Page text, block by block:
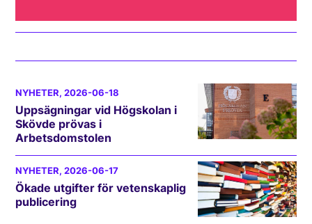
NYHETER, 2026-06-18
Uppsägningar vid Högskolan i
Skövde prövas i
Arbetsdomstolen
NYHETER, 2026-06-17
Ökade utgifter för vetenskaplig
publicering